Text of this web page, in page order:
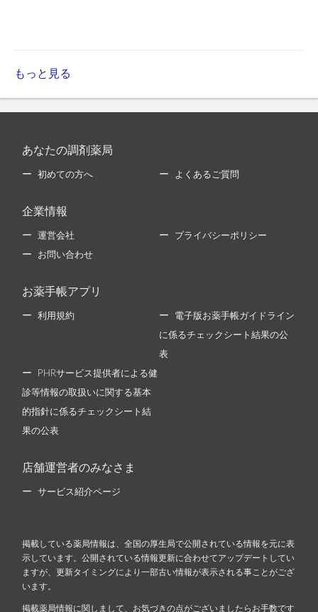
もっと見る
あなたの調剤薬局
初めての方へ よくあるご質問
企業情報
運営会社 プライバシーポリシー
お問い合わせ
お薬手帳アプリ
利用規約 電子版お薬手帳ガイドライン
に係るチェックシート結果の公
表
PHRサービス提供者による健
診等情報の取扱いに関する基本
的指針に係るチェックシート結
果の公表
店舗運営者のみなさま
サービス紹介ページ
掲載している薬局情報は、全国の厚生局で公開されている情報を元に表
示しています。公開されている情報更新に合わせてアップデートしてい
ますが、更新タイミングにより一部古い情報が表示される事ことがござ
います。
掲載薬局情報に関しまして、お気づきの点がございましたらお手数です